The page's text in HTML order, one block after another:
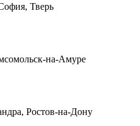
Тверь
на-Амуре
Ростов-на-Дону